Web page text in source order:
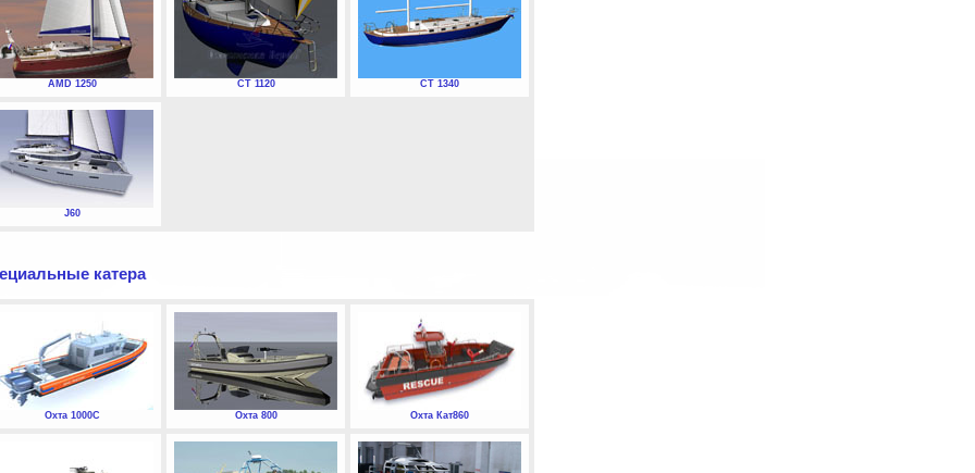
AMD 1250 СТ 1120 СТ 1340
J60
катера
Охта 1000С Охта 800 Охта Кат860